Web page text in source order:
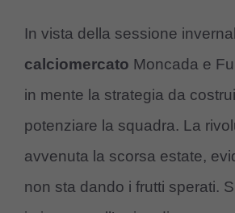
In vista della sessione
calciomercato Moncada e
in mente la strategia da
potenziare la squadra. La
avvenuta la scorsa estate,
non sta dando i frutti sperati.